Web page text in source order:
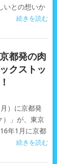
いとの想いか
続きを読む
都発の肉
クストッ
）に京都発
）」が、東京
年1月に京都
続きを読む